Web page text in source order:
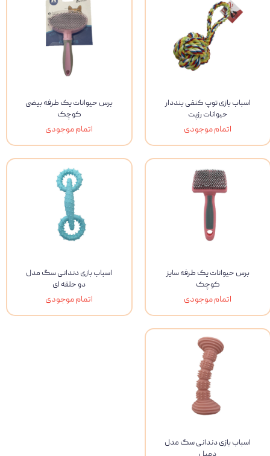
اسباب بازی توپ کنفی بنددار
حیوانات رزپت
اتمام موجودی
برس حیوانات یک طرفه بیضی
کوچک
اتمام موجودی
برس حیوانات یک طرفه سایز
کوچک
اتمام موجودی
اسباب بازی دندانی سگ مدل
دو حلقه ای
اتمام موجودی
اسباب بازی دندانی سگ مدل